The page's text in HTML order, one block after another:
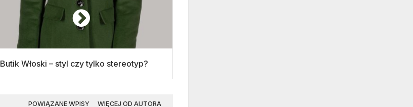
Butik Włoski – styl czy tylko stereotyp?
POWIĄZANE WPISY WIĘCEJ OD AUTORA